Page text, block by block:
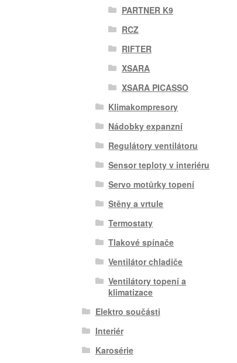
PARTNER K9
RCZ
RIFTER
XSARA
XSARA PICASSO
Klimakompresory
Nádobky expanzní
Regulátory ventilátoru
Sensor teploty v interiéru
Servo motůrky topení
Stěny a vrtule
Termostaty
Tlakové spínače
Ventilátor chladiče
Ventilátory topení a
klimatizace
Elektro součásti
Interiér
Karosérie